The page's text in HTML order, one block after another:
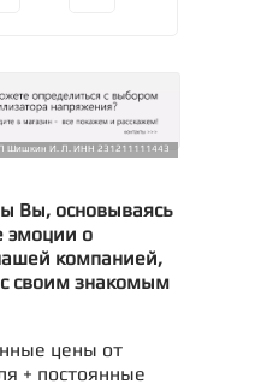
Шишкин И. Л. ИНН 231211111443
Вы, основываясь
эмоции о
компанией,
своим знакомым
цены от
+ постоянные